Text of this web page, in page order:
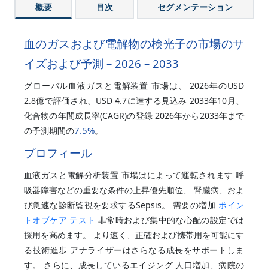
概要 目次 セグメンテーション
血のガスおよび電解物の検光子の市場のサ
イズおよび予測 – 2026 – 2033
グローバル血液ガスと電解装置 市場は、 2026年のUSD
2.8億で評価され、USD 4.7に達する見込み 2033年10月、
化合物の年間成長率(CAGR)の登録 2026年から2033年まで
の予測期間の7.5%。
プロフィール
血液ガスと電解分析装置 市場はによって運転されます 呼
吸器障害などの重要な条件の上昇優先順位、 腎臓病、およ
び急速な診断監視を要求するSepsis。 需要の増加 ポイン
トオブケア テスト 非常時および集中的な心配の設定では
採用を高めます。 より速く、正確および携帯用を可能にす
る技術進歩 アナライザーはさらなる成長をサポートしま
す。 さらに、成長しているエイジング 人口増加、病院の